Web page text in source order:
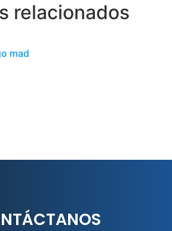
relacionados
mad